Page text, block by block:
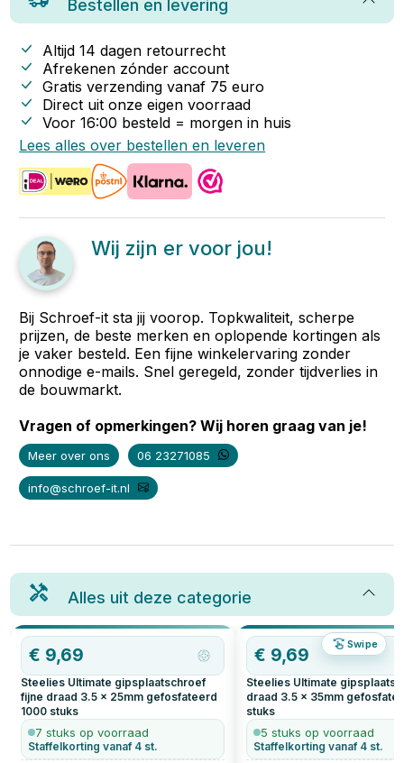
Bestellen en levering
Altijd 14 dagen retourrecht
Afrekenen zónder account
Gratis verzending vanaf 75 euro
Direct uit onze eigen voorraad
Voor 16:00 besteld = morgen in huis
Lees alles over bestellen en leveren
Wij zijn er voor jou!
Bij Schroef-it sta jij voorop. Topkwaliteit, scherpe
prijzen, de beste merken en oplopende kortingen als
je vaker besteld. Een fijne winkelervaring zonder
onnodige e-mails. Snel geregeld, zonder tijdverlies in
de bouwmarkt.
Vragen of opmerkingen? Wij horen graag van je!
Meer over ons 06 23271085
info@schroef-it.nl
Alles uit deze categorie
Swipe
€ 9,69
Steelies Ultimate gipsplaatschroef
fijne draad 3.5 x 25mm gefosfateerd
1000 stuks
7 stuks op voorraad
Staffelkorting vanaf 4 st.
€ 9,69
Steelies Ultimate
draad 3.5 x 35mm
stuks
5 stuks op voorraad
Staffelkorting vanaf 4 st.